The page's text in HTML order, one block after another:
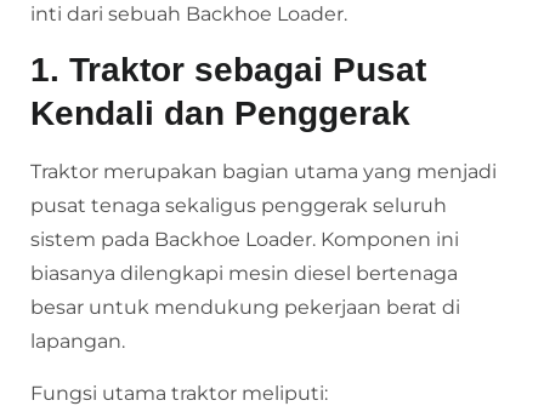
inti dari sebuah Backhoe Loader.
1. Traktor sebagai Pusat
Kendali dan Penggerak
Traktor merupakan bagian utama yang menjadi
pusat tenaga sekaligus penggerak seluruh
sistem pada Backhoe Loader. Komponen ini
biasanya dilengkapi mesin diesel bertenaga
besar untuk mendukung pekerjaan berat di
lapangan.
Fungsi utama traktor meliputi: